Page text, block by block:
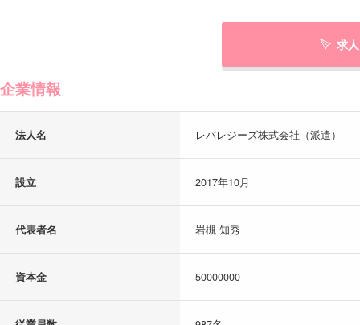
求
企業情報
法人名 レバレジーズ株式会社（派遣）
設立 2017年10月
代表者名 岩槻 知秀
資本金 50000000